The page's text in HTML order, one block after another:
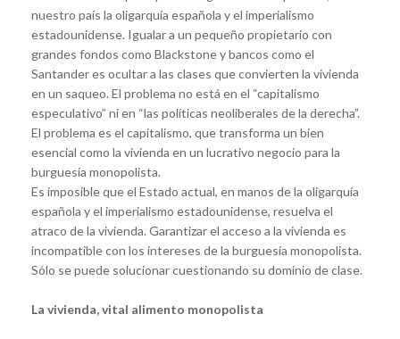
nuestro país la oligarquía española y el imperialismo
estadounidense. Igualar a un pequeño propietario con
grandes fondos como Blackstone y bancos como el
Santander es ocultar a las clases que convierten la vivienda
en un saqueo. El problema no está en el “capitalismo
especulativo” ni en “las políticas neoliberales de la derecha”.
El problema es el capitalismo, que transforma un bien
esencial como la vivienda en un lucrativo negocio para la
burguesía monopolista.
Es imposible que el Estado actual, en manos de la oligarquía
española y el imperialismo estadounidense, resuelva el
atraco de la vivienda. Garantizar el acceso a la vivienda es
incompatible con los intereses de la burguesía monopolista.
Sólo se puede solucionar cuestionando su dominio de clase.
La vivienda, vital alimento monopolista